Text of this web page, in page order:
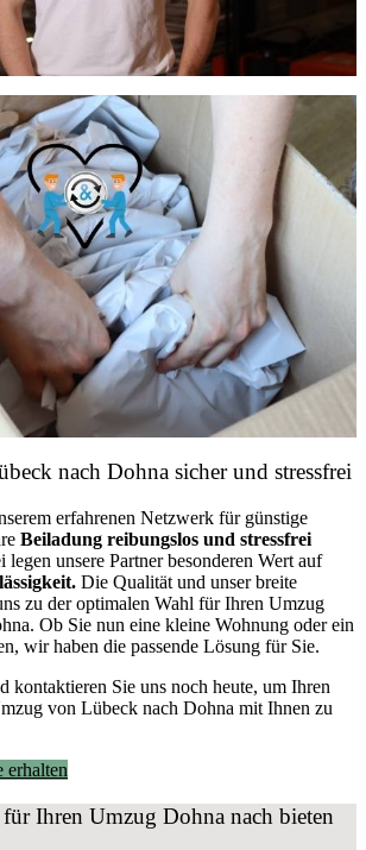
nach Dohna sicher und stressfrei
erfahrenen Netzwerk für günstige
Beiladung reibungslos und stressfrei
legen unsere Partner besonderen Wert auf
Die Qualität und unser breite
zu der optimalen Wahl für Ihren Umzug
Ob Sie nun eine kleine Wohnung oder ein
wir haben die passende Lösung für Sie.
kontaktieren Sie uns noch heute, um Ihren
von Lübeck nach Dohna mit Ihnen zu
erhalten
Ihren Umzug Dohna nach bieten